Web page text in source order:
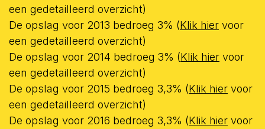
een gedetailleerd overzicht)
De opslag voor 2013 bedroeg 3% (Klik hier voor
een gedetailleerd overzicht)
De opslag voor 2014 bedroeg 3% (Klik hier voor
een gedetailleerd overzicht)
De opslag voor 2015 bedroeg 3,3% (Klik hier voor
een gedetailleerd overzicht)
De opslag voor 2016 bedroeg 3,3% (Klik hier voor